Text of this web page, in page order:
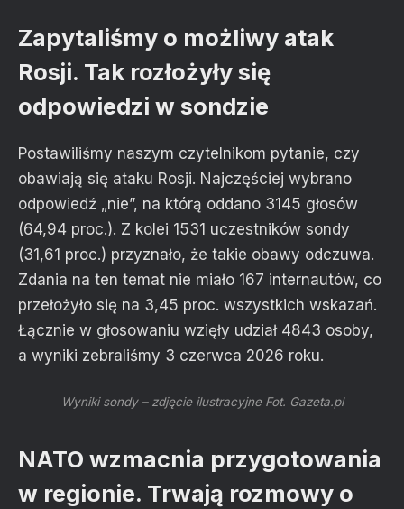
Zapytaliśmy o możliwy atak
Rosji. Tak rozłożyły się
odpowiedzi w sondzie
Postawiliśmy naszym czytelnikom pytanie, czy
obawiają się ataku Rosji. Najczęściej wybrano
odpowiedź „nie”, na którą oddano 3145 głosów
(64,94 proc.). Z kolei 1531 uczestników sondy
(31,61 proc.) przyznało, że takie obawy odczuwa.
Zdania na ten temat nie miało 167 internautów, co
przełożyło się na 3,45 proc. wszystkich wskazań.
Łącznie w głosowaniu wzięły udział 4843 osoby,
a wyniki zebraliśmy 3 czerwca 2026 roku.
Wyniki sondy – zdjęcie ilustracyjne Fot. Gazeta.pl
NATO wzmacnia przygotowania
w regionie. Trwają rozmowy o